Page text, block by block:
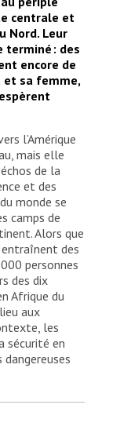
centrale et
Nord. Leur
terminé : des
encore de
et sa femme,
l’Amérique
mais elle
de la
et des
monde se
camps de
Alors que
des
personnes
des dix
Afrique du
aux
les
sécurité en